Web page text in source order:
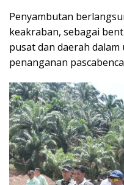
Penyambutan
keakraban, sebagai
pusat dan daerah
penanganan